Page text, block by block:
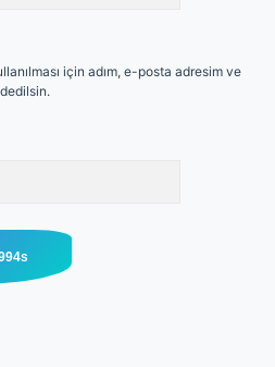
için adım, e-posta adresim ve